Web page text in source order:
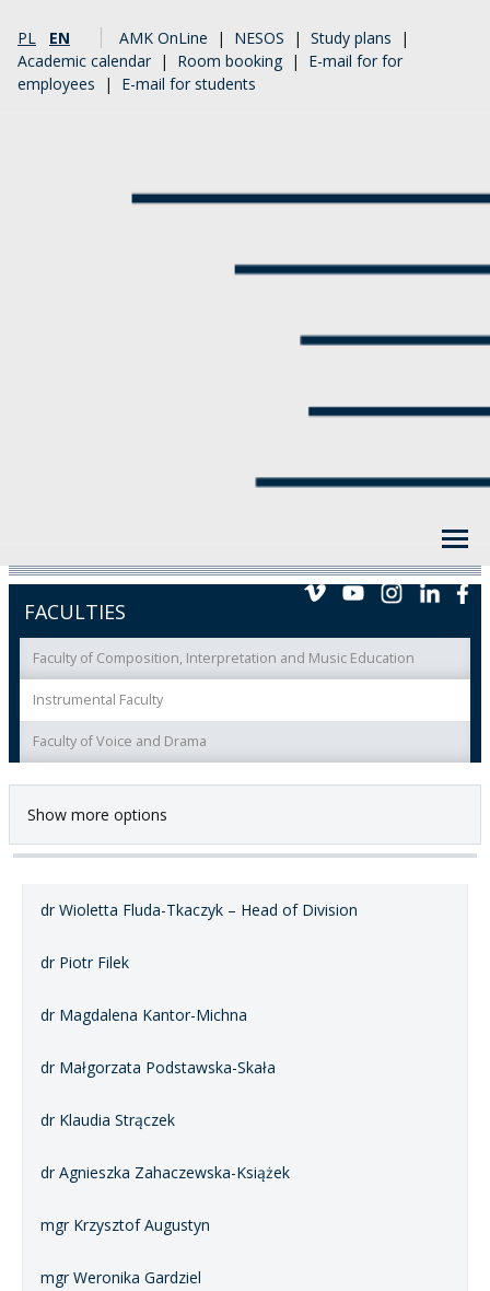
PL EN AMK OnLine | NESOS | Study plans |
Academic calendar | Room booking | E-mail for for
employees | E-mail for students
FACULTIES
Faculty of Composition, Interpretation and Music Education
Instrumental Faculty
Faculty of Voice and Drama
Show more options
dr Wioletta Fluda-Tkaczyk – Head of Division
dr Piotr Filek
dr Magdalena Kantor-Michna
dr Małgorzata Podstawska-Skała
dr Klaudia Strączek
dr Agnieszka Zahaczewska-Książek
mgr Krzysztof Augustyn
mgr Weronika Gardziel